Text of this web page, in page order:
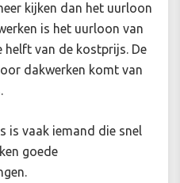
kijken dan het uurloon
is het uurloon van
helft van de kostprijs. De
dakwerken komt van
is vaak iemand die snel
goede